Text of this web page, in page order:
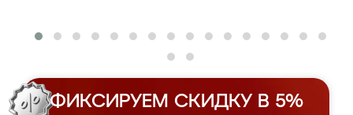
ФИКСИРУЕМ СКИДКУ В 5%